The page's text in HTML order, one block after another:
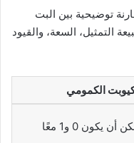
توضيحية بين البت
التمثيل، السعة، والقيود
الكمومي
أن يكون 0 و1 معًا